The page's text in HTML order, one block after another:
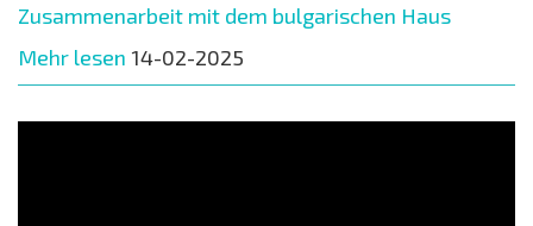
Zusammenarbeit mit dem bulgarischen Haus
Mehr lesen 14-02-2025